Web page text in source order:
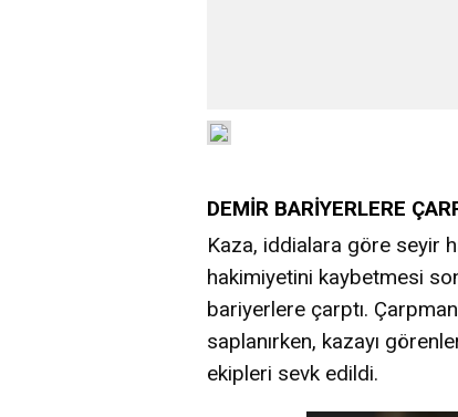
DEMİR BARİYERLERE
Kaza, iddialara göre seyir
hakimiyetini kaybetmesi
bariyerlere çarptı.
saplanırken, kazayı
ekipleri sevk edildi.